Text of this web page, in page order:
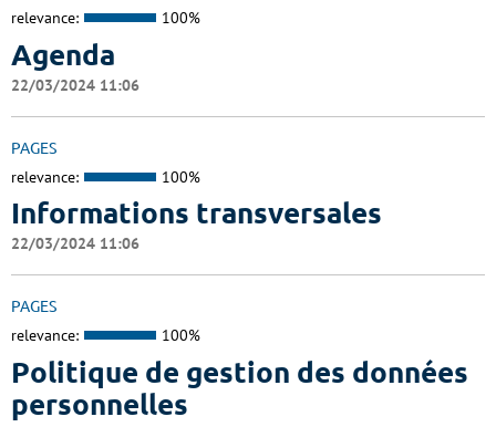
relevance: 100%
Agenda
22/03/2024 11:06
PAGES
relevance: 100%
Informations transversales
22/03/2024 11:06
PAGES
relevance: 100%
Politique de gestion des données
personnelles